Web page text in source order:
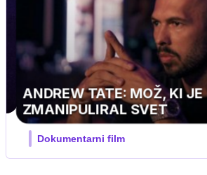
MOJ PRIJATELJ PINGVIN
Film meseca / družinski, pustolovski